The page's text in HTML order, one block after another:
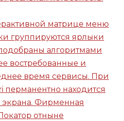
матрице меню
группируются ярлыки
алгоритмами
востребованные и
время сервисы. При
перманентно находится
экрана. Фирменная
отныне